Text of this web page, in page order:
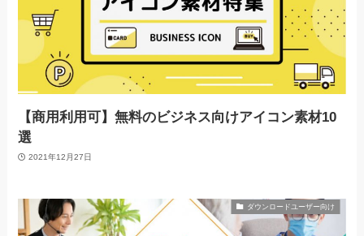
【商用利用可】無料のビジネス向けアイコン素材10
選
2021年12月27日
ダウンロードユーザー向け